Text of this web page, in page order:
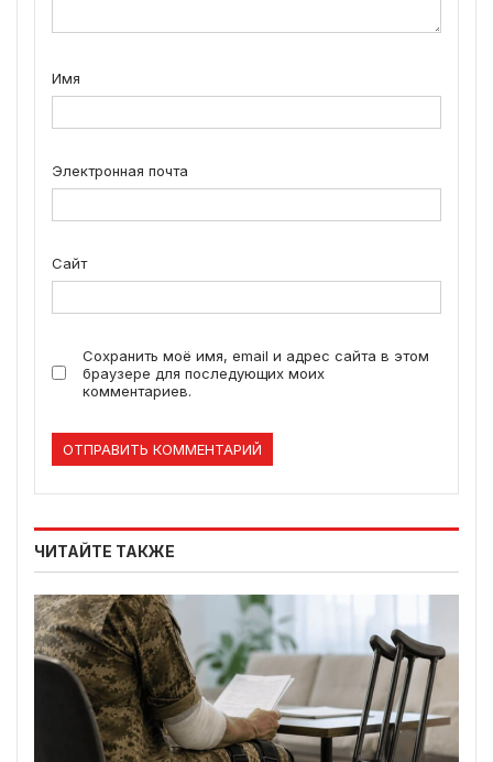
Имя
Электронная почта
Сайт
Сохранить моё имя, email и адрес сайта в этом
браузере для последующих моих
комментариев.
ЧИТАЙТЕ ТАКЖЕ